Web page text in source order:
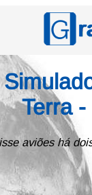
Terra
aviões há